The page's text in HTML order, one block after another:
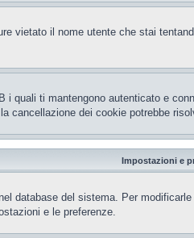
vietato il nome utente che stai
i quali ti mantengono autenticato e
cancellazione dei cookie potrebbe
Impostazioni e
database del sistema. Per
e le preferenze.